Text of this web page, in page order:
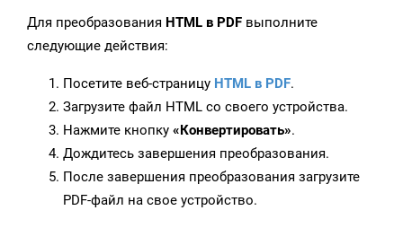
Для преобразования HTML в PDF выполните
следующие действия:
Посетите веб-страницу HTML в PDF.
Загрузите файл HTML со своего устройства.
Нажмите кнопку «Конвертировать».
Дождитесь завершения преобразования.
После завершения преобразования загрузите
PDF-файл на свое устройство.